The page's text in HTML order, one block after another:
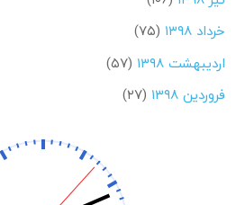
خرداد ۱۳۹۸
(۷۵)
اردیبهشت ۱۳۹۸
(۵۷)
فروردین ۱۳۹۸
(۲۷)